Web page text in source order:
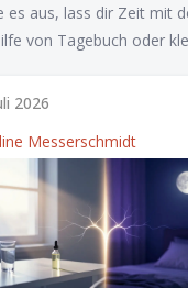
es aus, lass dir Zeit mit
von Tagebuch oder
2026
Messerschmidt